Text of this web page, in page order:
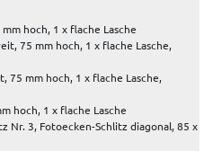
hoch, 1 x flache Lasche
75 mm hoch, 1 x flache Lasche,
75 mm hoch, 1 x flache Lasche,
hoch, 1 x flache Lasche
Nr. 3, Fotoecken-Schlitz diagonal, 85 x